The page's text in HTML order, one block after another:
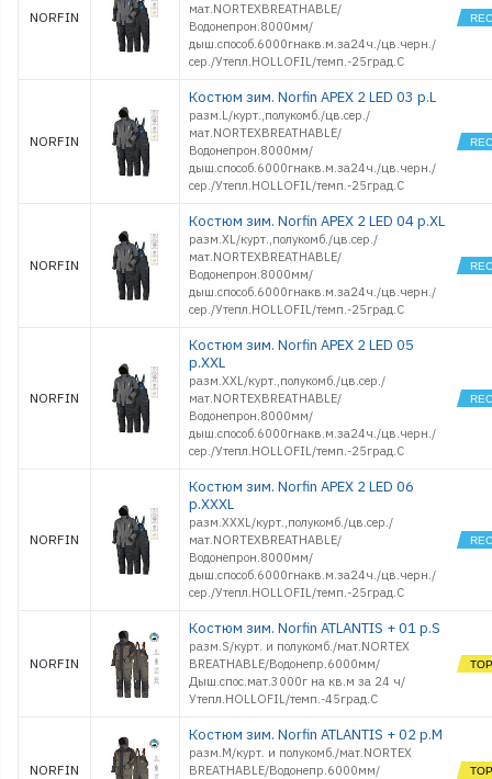
NORFIN
мат.NORTEXBREATHABLE/
Водонепрон.8000мм/
дыш.способ.6000гнакв.м.за24ч./цв.черн./
сер./Утепл.HOLLOFIL/темп.-25град.С
NORFIN
Костюм зим. Norfin APEX 2 LED 03 р.L
разм.L/курт.,полукомб./цв.сер./
мат.NORTEXBREATHABLE/
Водонепрон.8000мм/
дыш.способ.6000гнакв.м.за24ч./цв.черн./
сер./Утепл.HOLLOFIL/темп.-25град.С
NORFIN
Костюм зим. Norfin APEX 2 LED 04 р.XL
разм.XL/курт.,полукомб./цв.сер./
мат.NORTEXBREATHABLE/
Водонепрон.8000мм/
дыш.способ.6000гнакв.м.за24ч./цв.черн./
сер./Утепл.HOLLOFIL/темп.-25град.С
NORFIN
Костюм зим. Norfin APEX 2 LED 05
р.XXL
разм.XXL/курт.,полукомб./цв.сер./
мат.NORTEXBREATHABLE/
Водонепрон.8000мм/
дыш.способ.6000гнакв.м.за24ч./цв.черн./
сер./Утепл.HOLLOFIL/темп.-25град.С
NORFIN
Костюм зим. Norfin APEX 2 LED 06
р.XXXL
разм.XXXL/курт.,полукомб./цв.сер./
мат.NORTEXBREATHABLE/
Водонепрон.8000мм/
дыш.способ.6000гнакв.м.за24ч./цв.черн./
сер./Утепл.HOLLOFIL/темп.-25град.С
NORFIN
Костюм зим. Norfin ATLANTIS + 01 р.S
разм.S/курт. и полукомб./мат.NORTEX
BREATHABLE/Водонепр.6000мм/
Дыш.спос.мат.3000г на кв.м за 24 ч/
Утепл.HOLLOFIL/темп.-45град.С
NORFIN
Костюм зим. Norfin ATLANTIS + 02 р.M
разм.M/курт. и полукомб./мат.NORTEX
BREATHABLE/Водонепр.6000мм/